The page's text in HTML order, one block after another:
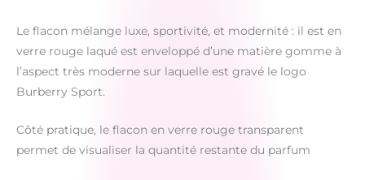
Le flacon mélange luxe, sportivité, et modernité : il est en
verre rouge laqué est enveloppé d’une matière gomme à
l’aspect très moderne sur laquelle est gravé le logo
Burberry Sport.
Côté pratique, le flacon en verre rouge transparent
permet de visualiser la quantité restante du parfum